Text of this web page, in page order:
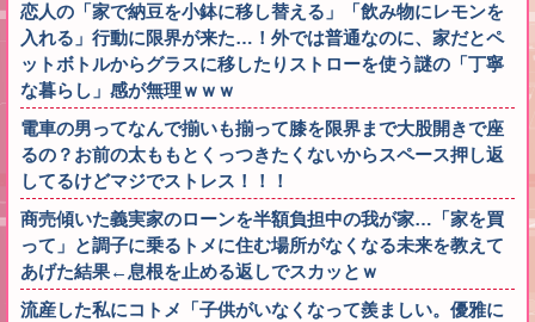
恋人の「家で納豆を小鉢に移し替える」「飲み物にレモンを
入れる」行動に限界が来た…！外では普通なのに、家だとペ
ットボトルからグラスに移したりストローを使う謎の「丁寧
な暮らし」感が無理ｗｗｗ
電車の男ってなんで揃いも揃って膝を限界まで大股開きで座
るの？お前の太ももとくっつきたくないからスペース押し返
してるけどマジでストレス！！！
商売傾いた義実家のローンを半額負担中の我が家…「家を買
って」と調子に乗るトメに住む場所がなくなる未来を教えて
あげた結果←息根を止める返しでスカッとｗ
流産した私にコトメ「子供がいなくなって羨ましい。優雅に